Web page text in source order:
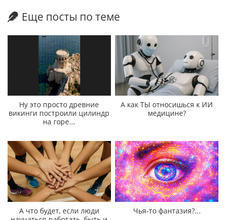
Еще посты по теме
Ну это просто древние
викинги построили цилиндр
на горе...
А как ТЫ относишься к ИИ
медицине?
А что будет, если люди
Чья-то фантазия?...